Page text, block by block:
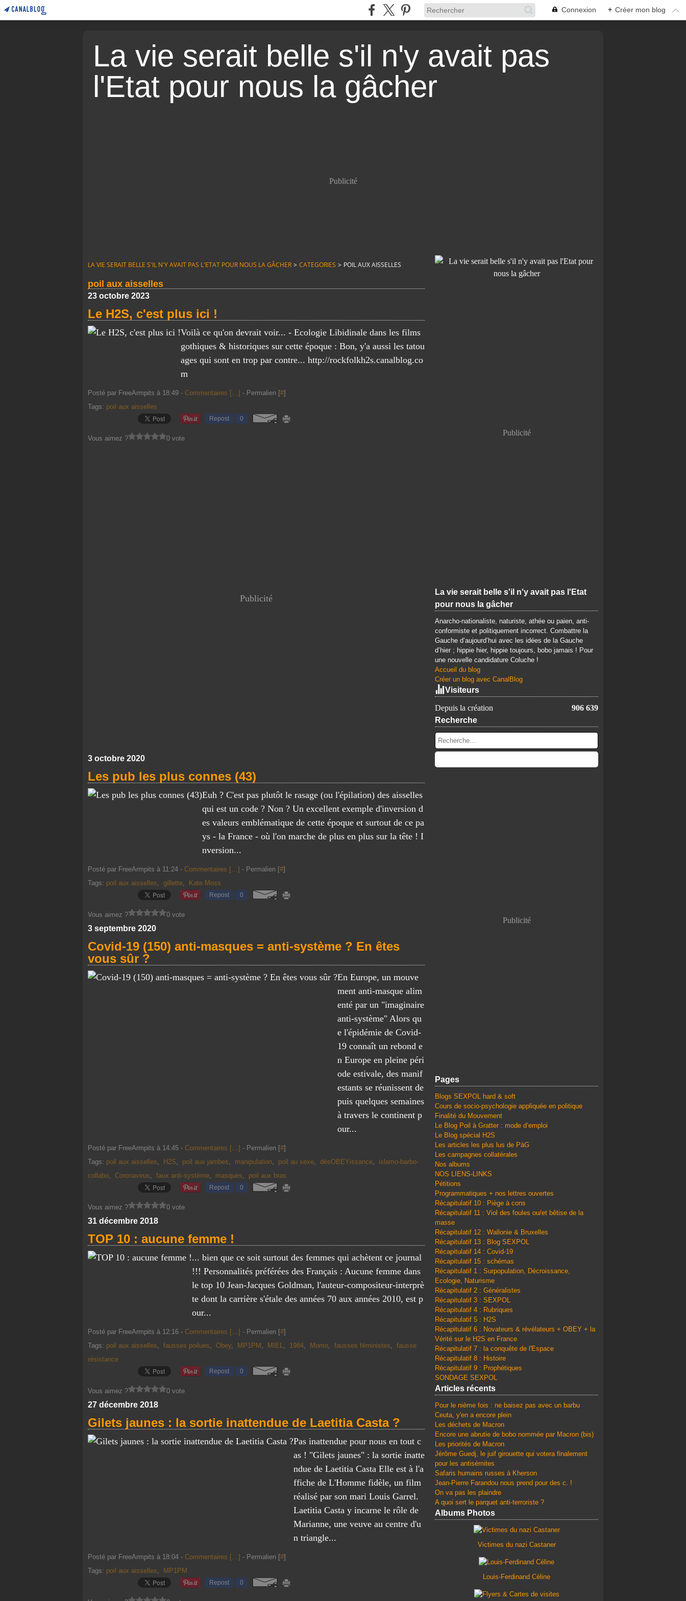
Connexion + Créer mon blog
La vie serait belle s'il n'y avait pas
l'Etat pour nous la gâcher
Publicité
LA VIE SERAIT BELLE S'IL N'Y AVAIT PAS L'ETAT POUR NOUS LA GÂCHER > CATEGORIES > POIL AUX AISSELLES
poil aux aisselles
23 octobre 2023
Le H2S, c'est plus ici !
Voilà ce qu'on devrait voir... - Ecologie Libidinale dans les films
gothiques & historiques sur cette époque : Bon, y'a aussi les tatou
ages qui sont en trop par contre... http://rockfolkh2s.canalblog.co
m
Posté par FreeArmpits à 18:49 - Commentaires […] - Permalien [#]
Tags: poil aux aisselles
Repost 0
Vous aimez ? 0 vote
Publicité
3 octobre 2020
Les pub les plus connes (43)
Euh ? C'est pas plutôt le rasage (ou l'épilation) des aisselles
qui est un code ? Non ? Un excellent exemple d'inversion d
es valeurs emblématique de cette époque et surtout de ce pa
ys - la France - où l'on marche de plus en plus sur la tête ! I
nversion...
Posté par FreeArmpits à 11:24 - Commentaires […] - Permalien [#]
Tags: poil aux aisselles, gillette, Kate Moss
Repost 0
Vous aimez ? 0 vote
3 septembre 2020
Covid-19 (150) anti-masques = anti-système ? En êtes
vous sûr ?
En Europe, un mouve
ment anti-masque alim
enté par un "imaginaire
anti-système" Alors qu
e l'épidémie de Covid-
19 connaît un rebond e
n Europe en pleine péri
ode estivale, des manif
estants se réunissent de
puis quelques semaines
à travers le continent p
our...
Posté par FreeArmpits à 14:45 - Commentaires […] - Permalien [#]
Tags: poil aux aisselles, H2S, poil aux jambes, manipulation, poil au sexe, désOBEYissance, islamo-barbo-
collabo, Coronavirus, faux anti-système, masques, poil aux bras
Repost 0
Vous aimez ? 0 vote
31 décembre 2018
TOP 10 : aucune femme !
... bien que ce soit surtout des femmes qui achètent ce journal
!!! Personnalités préférées des Français : Aucune femme dans
le top 10 Jean-Jacques Goldman, l'auteur-compositeur-interprè
te dont la carrière s'étale des années 70 aux années 2010, est p
our...
Posté par FreeArmpits à 12:16 - Commentaires […] - Permalien [#]
Tags: poil aux aisselles, fausses poilues, Obey, MP1PM , MIEL, 1984, Momo, fausses féministes, fausse
résistance
Repost 0
Vous aimez ? 0 vote
27 décembre 2018
Gilets jaunes : la sortie inattendue de Laetitia Casta ?
Pas inattendue pour nous en tout c
as ! "Gilets jaunes" : la sortie inatte
ndue de Laetitia Casta Elle est à l'a
ffiche de L'Homme fidèle, un film
réalisé par son mari Louis Garrel.
Laetitia Casta y incarne le rôle de
Marianne, une veuve au centre d'u
n triangle...
Posté par FreeArmpits à 18:04 - Commentaires […] - Permalien [#]
Tags: poil aux aisselles, MP1PM
Repost 0
Publicité
La vie serait belle s'il n'y avait pas l'Etat
pour nous la gâcher
Anarcho-nationaliste, naturiste, athée ou paien, anti-
conformiste et politiquement incorrect. Combattre la
Gauche d’aujourd’hui avec les idées de la Gauche
d’hier ; hippie hier, hippie toujours, bobo jamais ! Pour
une nouvelle candidature Coluche !
Accueil du blog
Créer un blog avec CanalBlog
Visiteurs
Depuis la création
906 639
Recherche
Publicité
Pages
Blogs SEXPOL hard & soft
Cours de socio-psychologie appliquée en politique
Finalité du Mouvement
Le Blog Poil à Gratter : mode d’emploi
Le Blog spécial H2S
Les articles les plus lus de PàG
Les campagnes collatérales
Nos albums
NOS LIENS-LINKS
Pétitions
Programmatiques + nos lettres ouvertes
Récapitulatif 10 : Piège à cons
Récapitulatif 11 : Viol des foules ou/et bêtise de la
masse
Récapitulatif 12 : Wallonie & Bruxelles
Récapitulatif 13 : Blog SEXPOL
Récapitulatif 14 : Covid-19
Récapitulatif 15 : schémas
Récapitulatif 1 : Surpopulation, Décroissance,
Ecologie, Naturisme
Récapitulatif 2 : Généralistes
Récapitulatif 3 : SEXPOL
Récapitulatif 4 : Rubriques
Récapitulatif 5 : H2S
Récapitulatif 6 : Novateurs & révélateurs + OBEY + la
Vérité sur le H2S en France
Récapitulatif 7 : la conquête de l'Espace
Récapitulatif 8 : Histoire
Récapitulatif 9 : Prophétiques
SONDAGE SEXPOL
Articles récents
Pour le nième fois : ne baisez pas avec un barbu
Ceuta, y'en a encore plein
Les déchets de Macron
Encore une abrutie de bobo nommée par Macron (bis)
Les priorités de Macron
Jérôme Guedj, le juif girouette qui votera finalement
pour les antisémites
Safaris humains russes à Kherson
Jean-Pierre Farandou nous prend pour des c. !
On va pas les plaindre
A quoi sert le parquet anti-terroriste ?
Albums Photos
Victimes du nazi Castaner
Louis-Ferdinand Céline